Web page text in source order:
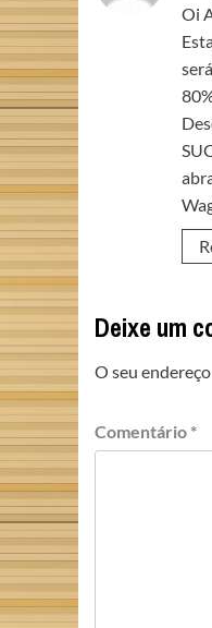
Oi
Deixe um
O seu
Comentário *